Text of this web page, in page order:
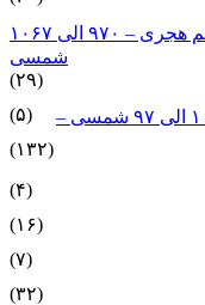
قرن یازدهم هجری – ۹۷۰ الی ۱۰۶۷
شمسی
(۲۹)
(۵)
(۱۳۲)
(۴)
(۱۶)
(۷)
(۳۲)